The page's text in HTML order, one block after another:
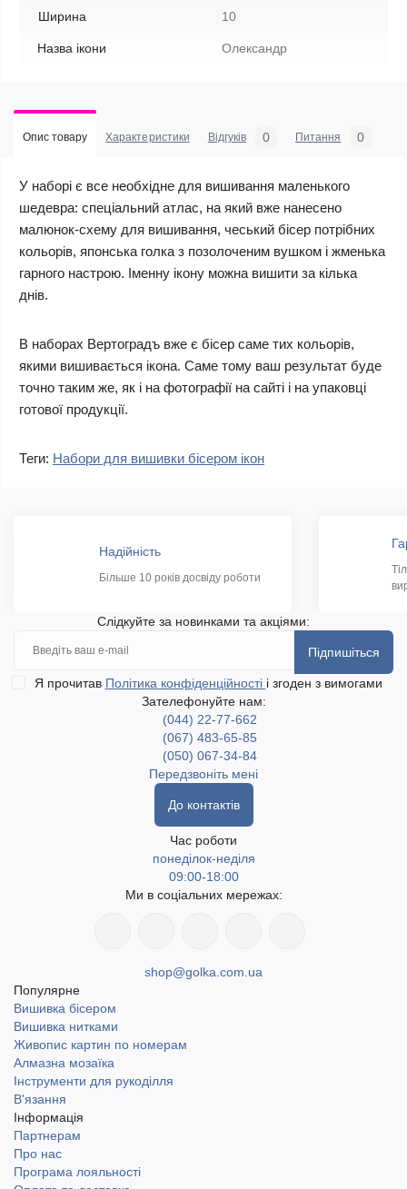
Ширина 10
Назва ікони Олександр
Опис товару Характеристики Відгуків 0 Питання 0
У наборі є все необхідне для вишивання маленького
шедевра: спеціальний атлас, на який вже нанесено
малюнок-схему для вишивання, чеський бісер потрібних
кольорів, японська голка з позолоченим вушком і жменька
гарного настрою. Іменну ікону можна вишити за кілька
днів.
В наборах Вертоградъ вже є бісер саме тих кольорів,
якими вишивається ікона. Саме тому ваш результат буде
точно таким же, як і на фотографії на сайті і на упаковці
готової продукції.
Теги: Набори для вишивки бісером ікон
Надійність
Більше 10 років досвіду роботи
Слідкуйте за новинками та акціями:
Підпишіться
Я прочитав Політика конфіденційності і згоден з вимогами
Зателефонуйте нам:
(044) 22-77-662
(067) 483-65-85
(050) 067-34-84
Передзвоніть мені
До контактів
Час роботи
понеділок-неділя
09:00-18:00
Ми в соціальних мережах:
shop@golka.com.ua
Популярне
Вишивка бісером
Вишивка нитками
Живопис картин по номерам
Алмазна мозаїка
Інструменти для рукоділля
В'язання
Інформація
Партнерам
Про нас
Програма лояльності